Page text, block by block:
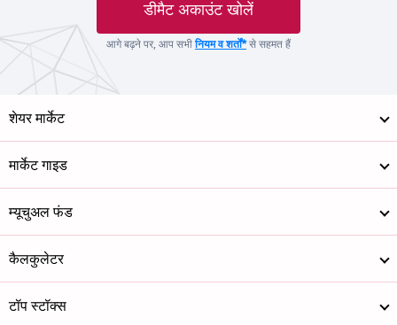
डीमैट अकाउंट खोलें
आगे बढ़ने पर, आप सभीनियम व शर्तों*से सहमत हैं
शेयर मार्केट
मार्केट गाइड
म्यूचुअल फंड
कैलकुलेटर
टॉप स्टॉक्स